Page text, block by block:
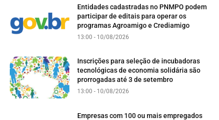
Entidades cadastradas no PNMPO podem
participar de editais para operar os
programas Agroamigo e Crediamigo
13:00 - 10/08/2026
Inscrições para seleção de incubadoras
tecnológicas de economia solidária são
prorrogadas até 3 de setembro
13:00 - 10/08/2026
Empresas com 100 ou mais empregados